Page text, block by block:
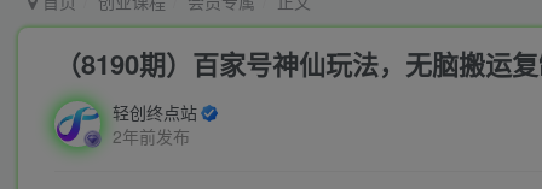
（8190期）百家号神仙玩法，无脑搬运
轻创终点站
2年前发布